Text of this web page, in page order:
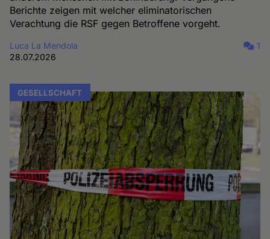
Berichte zeigen mit welcher eliminatorischen
Verachtung die RSF gegen Betroffene vorgeht.
Luca La Mendola
28.07.2026
1
GESELLSCHAFT